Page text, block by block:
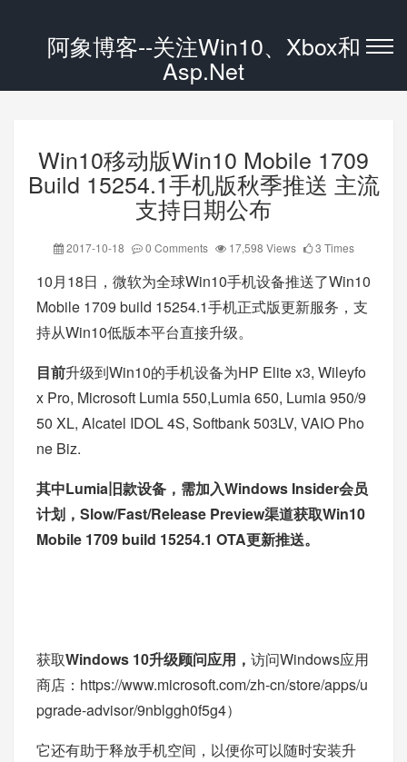
阿象博客--关注Win10、Xbox和
Asp.Net
Win10移动版Win10 Mobile 1709
Build 15254.1手机版秋季推送 主流
支持日期公布
2017-10-18 0 Comments 17,598 Views 3 Times
10月18日，微软为全球Win10手机设备推送了Win10
Mobile 1709 build 15254.1手机正式版更新服务，支
持从Win10低版本平台直接升级。
目前升级到Win10的手机设备为HP Elite x3, Wileyfo
x Pro, Microsoft Lumia 550,Lumia 650, Lumia 950/9
50 XL, Alcatel IDOL 4S, Softbank 503LV, VAIO Pho
ne Biz.
其中Lumia旧款设备，需加入Windows Insider会员
计划，Slow/Fast/Release Preview渠道获取Win10
Mobile 1709 build 15254.1 OTA更新推送。
获取Windows 10升级顾问应用， 访问Windows应用
商店： https://www.microsoft.com/zh-cn/store/apps/u
pgrade-advisor/9nblggh0f5g4）
它还有助于释放手机空间，以便你可以随时安装升